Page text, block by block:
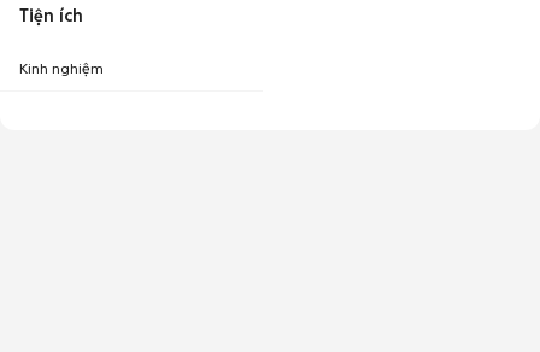
Tiện ích
Kinh nghiệm